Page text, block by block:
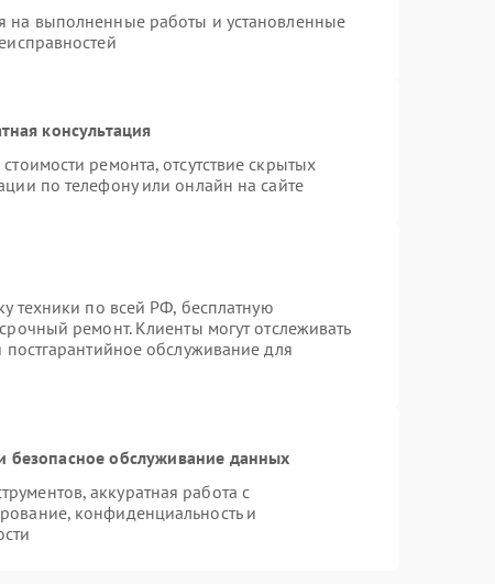
на выполненные работы и установленные
консультация
ремонта, отсутствие скрытых
по телефону или онлайн на сайте
техники по всей РФ, бесплатную
ремонт. Клиенты могут отслеживать
постгарантийное обслуживание для
обслуживание данных
аккуратная работа с
конфиденциальность и